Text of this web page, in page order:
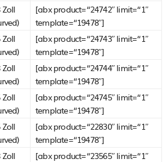
Zoll
[abx product=“24742″ limit=“1″
template=“19478″]
Zoll
[abx product=“24743″ limit=“1″
template=“19478″]
Zoll
[abx product=“24744″ limit=“1″
template=“19478″]
Zoll
[abx product=“24745″ limit=“1″
template=“19478″]
Zoll
[abx product=“22830″ limit=“1″
template=“19478″]
Zoll
[abx product=“23565″ limit=“1″